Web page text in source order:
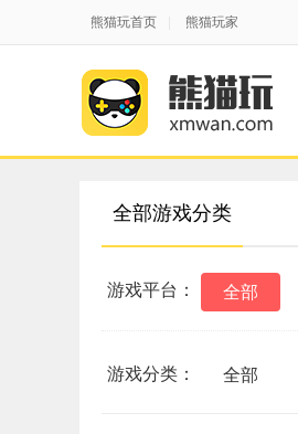
熊猫玩首页 熊猫玩家
全部游戏分类
游戏平台： 全部
游戏分类： 全部